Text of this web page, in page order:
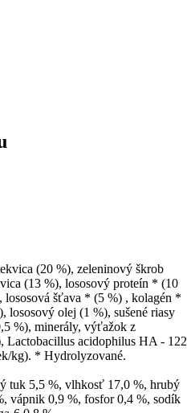
(20 %), zeleninový škrob
(13 %), lososový proteín * (10
lososová šťava * (5 %) , kolagén *
lososový olej (1 %), sušené riasy
%), minerály, výťažok z
Lactobacillus acidophilus HA - 122
kg). * Hydrolyzované.
tuk 5,5 %, vlhkosť 17,0 %, hrubý
vápnik 0,9 %, fosfor 0,4 %, sodík